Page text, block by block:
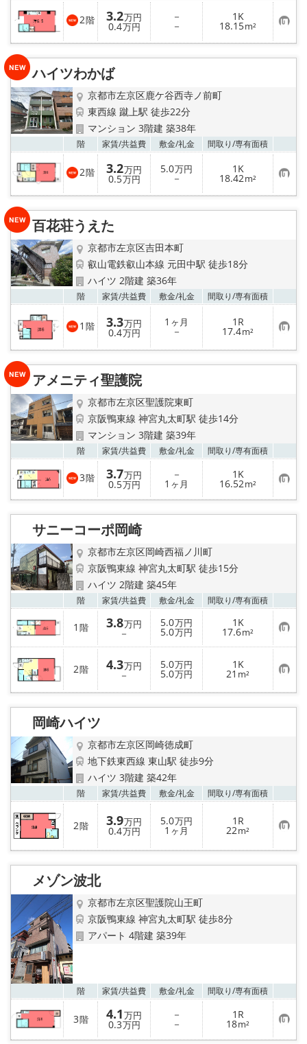
2階 3.2万円
0.4万円
－
－
1K
18.15m² お
気
に
ハイツわかば
京都市左京区鹿ケ谷西寺ノ前町
東西線 蹴上駅 徒歩22分
マンション 3階建 築38年
階 家賃/共益費 敷金/礼金 間取り/専有面積
2階 3.2万円
0.5万円
5.0万円
－
1K
18.42m² お
気
に
百花荘うえた
京都市左京区吉田本町
叡山電鉄叡山本線 元田中駅 徒歩18分
ハイツ 2階建 築36年
階 家賃/共益費 敷金/礼金 間取り/専有面積
1 階 3.3万円
0.4万円
1 ヶ月
－
1R
17.4m² お
気
に
り
アメニティ聖護院
京都市左京区聖護院東町
京阪鴨東線 神宮丸太町駅 徒歩14分
マンション 3階建 築39年
階 家賃/共益費 敷金/礼金 間取り/専有面積
3階 3.7万円
0.5万円
－
1 ヶ月
1K
16.52m² お
気
に
入
サニーコーポ岡崎
京都市左京区岡崎西福ノ川町
京阪鴨東線 神宮丸太町駅 徒歩15分
ハイツ 2階建 築45年
階 家賃/共益費 敷金/礼金 間取り/専有面積
1 階 3.8万円
－
5.0万円
5.0万円
1K
17.6m² お
気
に
入
り
登
録
2階 4.3万円
－
5.0万円
5.0万円
1K
21 m² お
気
に
り
岡崎ハイツ
京都市左京区岡崎徳成町
地下鉄東西線 東山駅 徒歩9分
ハイツ 3階建 築42年
階 家賃/共益費 敷金/礼金 間取り/専有面積
2階 3.9万円
0.4万円
5.0万円
1 ヶ月
1R
22m² お
気
に
り
メゾン波北
京都市左京区聖護院山王町
京阪鴨東線 神宮丸太町駅 徒歩8分
アパート 4階建 築39年
階 家賃/共益費 敷金/礼金 間取り/専有面積
3階 4.1万円
0.3万円
－
－
1R
18m² お
気